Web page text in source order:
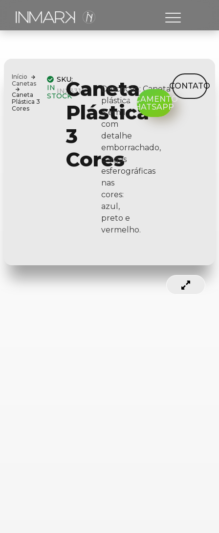
Início
Canetas
Caneta
Plástica 3
Cores
IN
STOCK
SKU:
INX3311B
Caneta
Plástica
3
Cores
Descrição:Caneta
plástica
3 em 1
com
detalhe
emborrachado,
cargas
esferográficas
nas
cores:
azul,
preto e
vermelho.
ORÇAMENTO
WHATSAPP
CONTATO